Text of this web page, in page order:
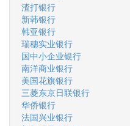
渣打银行
新韩银行
韩亚银行
瑞穗实业银行
国中小企业银行
南洋商业银行
美国花旗银行
三菱东京日联银行
华侨银行
法国兴业银行